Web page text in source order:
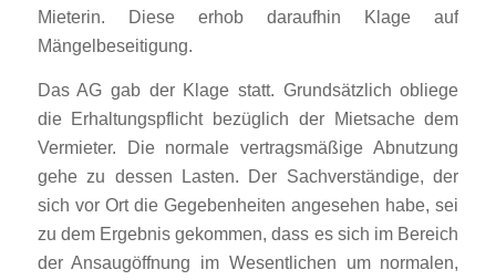
Mieterin. Diese erhob daraufhin Klage auf
Mängelbeseitigung.
Das AG gab der Klage statt. Grundsätzlich obliege
die Erhaltungspflicht bezüglich der Mietsache dem
Vermieter. Die normale vertragsmäßige Abnutzung
gehe zu dessen Lasten. Der Sachverständige, der
sich vor Ort die Gegebenheiten angesehen habe, sei
zu dem Ergebnis gekommen, dass es sich im Bereich
der Ansaugöffnung im Wesentlichen um normalen,